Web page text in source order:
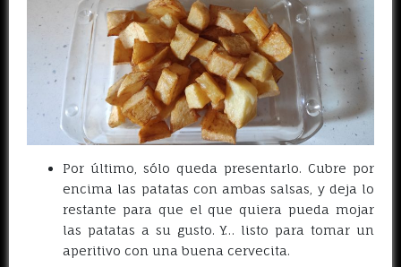
Por último, sólo queda presentarlo. Cubre por
encima las patatas con ambas salsas, y deja lo
restante para que el que quiera pueda mojar
las patatas a su gusto. Y… listo para tomar un
aperitivo con una buena cervecita.